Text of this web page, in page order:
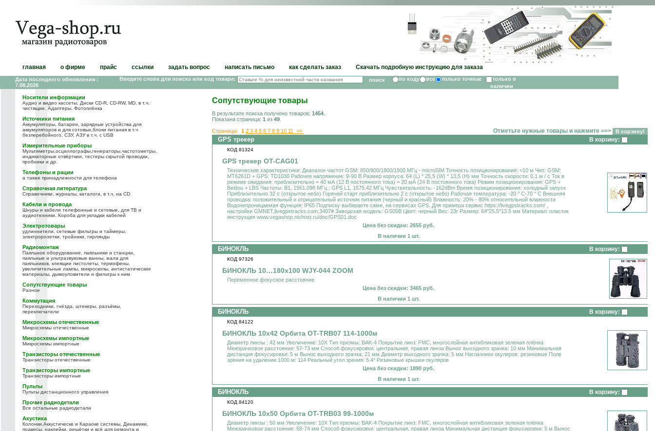
главная о фирме прайс ссылки задать вопрос написать письмо как сделать заказ Скачать подробную инструкцию для заказа
Дата последнего обновления :
7.08.2026
Введите слова для поиска или код товара: по коду все только точные
только в
наличии
Носители информации
Аудио и видео кассеты, Диски CD-R, CD-RW, MD, в т.ч.
чистящие. Адаптеры. Фотоплёнка
Источники питания
Аккумуляторы, батареи, зарядные устройства для
аккумуляторов и для сотовых,блоки питания в т.ч
безперебойного, СЗУ, АЗУ в т.ч. с USB
Измерительные приборы
Мультиметры,осциллографы,генераторы,частотометры,
индикаторные отвёрткии, тестеры скрытой проводки,
пробники и др.
Телефоны и рации
а также принадлежности для телефона
Справочная литература
Справочники, журналы, каталоги, в т.ч. на CD
Кабели и провода
Шнуры и кабели телефонные и сетевые, для ТВ и
аудиотехники. Короба для укладки кабелей
Электротовары
удлиннители, сетевые фильтры и таймеры,
электророзетки, тройники, гирлянды
Радиомонтаж
Паяльное оборудование, паяльники и станции,
паяльные и ультразвуковые ванны, жала для
паяльников, клеящие пистолеты, термофены,
увеличительные лампы, микроскопы, антистатические
материалы, дымоуловители и фильтры к ним
Сопутствующие товары
Разное
Коммутация
Переходники, гнёзда, штекеры, разъёмы,
переключатели
Микросхемы отечественные
Микросхемы отечественные
Микросхемы импортные
Микросхемы импортные
Транзисторы отечественные
Транзисторы отечественные
Транзисторы импортные
Транзисторы импортные
Пульты
Пульты дистанционного управления
Прочие радиодетали
Все остальные радиодетали
Акустика
Колонки,Аккустическе и Караоке системы, Динамики,
подвесы, наклейки, решётки и всё для ремонта и
Сопутствующие товары
В результате поиска получено товаров: 1454
Показана страница: 1 из 49
Страницы: 1 2 3 4 5 6 7 8 9 10 11 >> Отметьте нужные товары и нажмите ==>
GPS трекер В корзину:
КОД 81324
GPS трекер OT-CAG01
Технические характеристики: Диапазон частот GSM: 850/900/1800/1900 МГц - microSIM Точность позиционирования: <10 м Чип: GSM:
MT6261D + GPS: TD1030 Рабочее напряжение: 9-90 В Размер корпуса: 64 (L) * 25,5 (W) * 13,5 (H) мм Точность скорости: 0,1 м / с Ток в
режиме ожидания: приблизительно = 40 мА (12 В постоянного тока) = 20 мА (24 В постоянного тока) Режим позиционирования: GPS +
Beidou + LBS Частоты: B1, 1561.098 МГц ; GPS L1, 1575.42 МГц Чувствительность: -162dBm Время позиционирования: холодный запуск
Приблизительно 32 с (открытое небо) Горячий старт приблизительно 2 с (открытое небо) Рабочая температура: -20 ° С-70 ° С Внешняя
проводка: положительный и отрицательный источник питания (черный и красный) Влажность: 20% - 80% относительной влажности
Водонепроницаемая функция: IP65 Подписку выбираете сами, на сервисах GPS. Для примера сервис https://livegpstracks.com/ ,
настройки GMNET,livegpstracks.com,3407# Заводская модель: GS05B Цвет: черный Вес: 23г Размер: 64*25.5*13.5 мм Материал: пластик
инструкция www.vegashop.nichost.ru/doc/GPS01.doc
Цена без скидки: 2655 руб.
В наличии 1 шт.
БИНОКЛЬ В корзину:
КОД 97326
БИНОКЛЬ 10…180x100 WJY-044 ZOOM
Переменное фокусное расстояние
Цена без скидки: 3465 руб.
В наличии 1 шт.
БИНОКЛЬ В корзину:
КОД 84122
БИНОКЛЬ 10x42 Орбита OT-TRB07 114-1000м
Диаметр линзы : 42 мм Увеличение: 10X Тип призмы: BAK-4 Покрытие линз: FMC, многослойная антибликовая зеленая плёнка
Межзрачковое расстояние: 57-73 мм Способ фокусировки: центральная, правая линза Вынос выходного зрачка: 10 мм Минимальная
дистанция фокусировки: 5 м Вынос выходного зрачка: 21 мм Диаметр выходного зрачка: 5 мм Наглазники окуляров: резиновые Поле
зрения на удалении 1000 м: 114 Реальный угол зрения: 5.4° Резиновые крышки окуляров
Цена без скидки: 1890 руб.
В наличии 1 шт.
БИНОКЛЬ В корзину:
КОД 84120
БИНОКЛЬ 10x50 Орбита OT-TRB03 99-1000м
Диаметр линзы : 50 мм Увеличение: 10X Тип призмы: BAK-4 Покрытие линз: FMC, многослойная антибликовая зеленая плёнка
Межзрачковое расстояние: 58-74 мм Способ фокусировки: центральная, правая линза Минимальная дистанция фокусировки: 5 м Вынос